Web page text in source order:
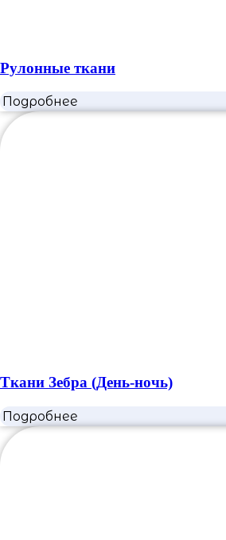
Рулонные ткани
Подробнее
Ткани Зебра (День-ночь)
Подробнее